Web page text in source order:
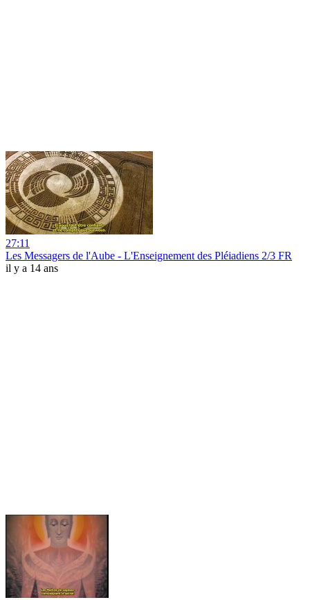
27:11
Les Messagers de l'Aube - L'Enseignement des Pléiadiens 2/3 FR
il y a 14 ans